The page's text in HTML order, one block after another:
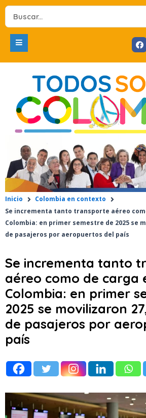
Ir
contenido
Search
...
F
a
c
o
o
k
Inicio
Colombia en contexto
Se incrementa tanto transporte aéreo
Colombia: en primer semestre de 2025 se
de pasajeros por aeropuertos del país
Se incrementa tanto
aéreo como de carga
Colombia: en primer
2025 se movilizaron
de pasajeros por
país